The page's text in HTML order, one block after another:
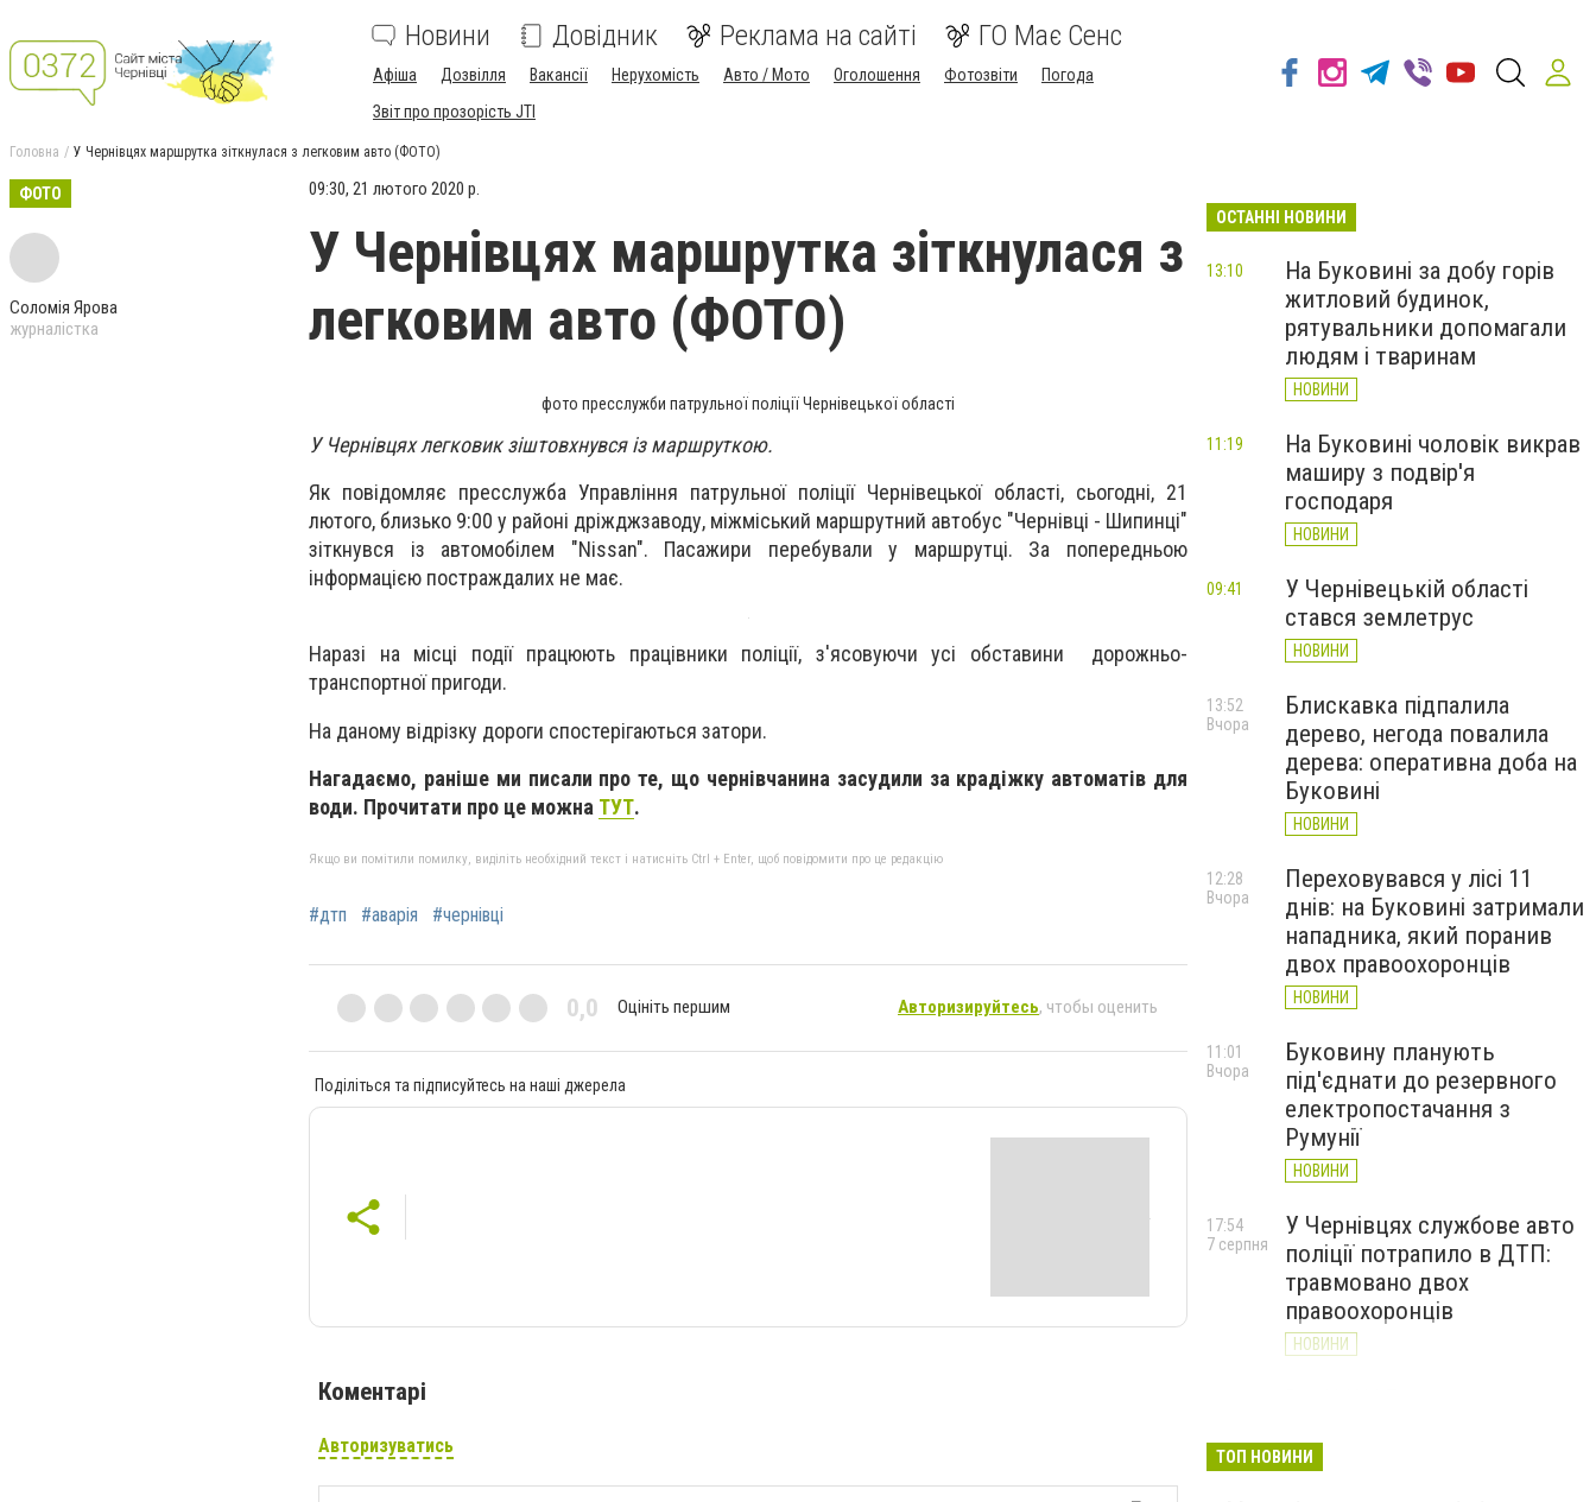
Новини Довідник Реклама на сайті ГО Має Сенс
Афіша Дозвілля Вакансії Нерухомість Авто / Мото Оголошення Фотозвіти
Погода
Звіт про прозорість JTI
Головна У Чернівцях маршрутка зіткнулася з легковим авто (ФОТО)
ФОТО
Соломія Ярова
журналістка
09:30, 21 лютого 2020 р.
У Чернівцях маршрутка зіткнулася з
легковим авто (ФОТО)
фото пресслужби патрульної поліції Чернівецької області
У Чернівцях легковик зіштовхнувся із маршруткою.
Як повідомляє пресслужба Управління патрульної поліції Чернівецької області, сьогодні, 21
лютого, близько 9:00 у районі дріжджзаводу, міжміський маршрутний автобус "Чернівці - Шипинці"
зіткнувся із автомобілем "Nissan". Пасажири перебували у маршрутці. За попередньою
інформацією постраждалих не має.
Наразі на місці події працюють працівники поліції, з'ясовуючи усі обставини дорожньо-
транспортної пригоди.
На даному відрізку дороги спостерігаються затори.
Нагадаємо, раніше ми писали про те, що чернівчанина засудили за крадіжку автоматів для
води. Прочитати про це можна ТУТ.
Якщо ви помітили помилку, виділіть необхідний текст і натисніть Ctrl + Enter, щоб повідомити про це редакцію
#дтп #аварія #чернівці
0,0 Оцініть першим Авторизируйтесь, чтобы оценить
Поділіться та підписуйтесь на наші джерела
Коментарі
Авторизуватись
ОСТАННІ НОВИНИ
На Буковині за добу горів
житловий будинок,
рятувальники допомагали
людям і тваринам
НОВИНИ
13:10
На Буковині чоловік викрав
маширу з подвір'я
господаря
НОВИНИ
11:19
У Чернівецькій області
стався землетрус
НОВИНИ
09:41
Блискавка підпалила
дерево, негода повалила
дерева: оперативна доба на
Буковині
НОВИНИ
13:52
Вчора
Переховувався у лісі 11
днів: на Буковині затримали
нападника, який поранив
двох правоохоронців
НОВИНИ
12:28
Вчора
Буковину планують
під'єднати до резервного
електропостачання з
Румунії
НОВИНИ
11:01
Вчора
У Чернівцях службове авто
поліції потрапило в ДТП:
травмовано двох
правоохоронців
НОВИНИ
17:54
7 серпня
прикордонника Романа
ТОП НОВИНИ